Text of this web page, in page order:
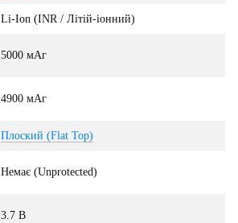
Li-Ion (INR / Літій-іонний)
5000 мАг
4900 мАг
Плоский (Flat Top)
Немає (Unprotected)
3.7 В